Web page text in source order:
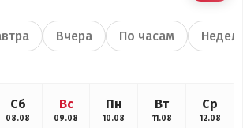
Вчера По часам
Сб
08.08
Вс
09.08
Пн
10.08
Вт
11.08
Ср
12.08